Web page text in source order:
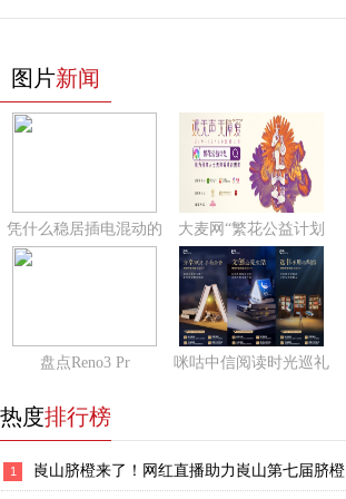
图片新闻
凭什么稳居插电混动的 大麦网“繁花公益计划
盘点Reno3 Pr 咪咕中信阅读时光巡礼
热度排行榜
1 崀山脐橙来了！网红直播助力崀山第七届脐橙